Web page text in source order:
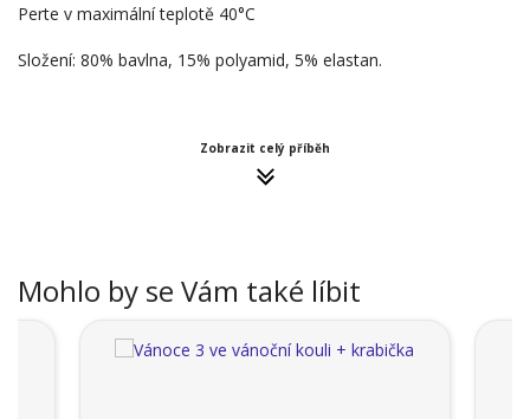
Perte v maximální teplotě 40°C
Složení: 80% bavlna, 15% polyamid, 5% elastan.
Zobrazit celý příběh
Mohlo by se Vám také líbit